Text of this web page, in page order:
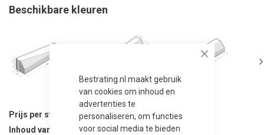
Close
Bestrating.nl maakt gebruik
van cookies om inhoud en
advertenties te
personaliseren, om functies
voor social media te bieden
Beschikbare kleuren
Prijs per stuk
37,50
Inhoud van verpakking
1 stuks